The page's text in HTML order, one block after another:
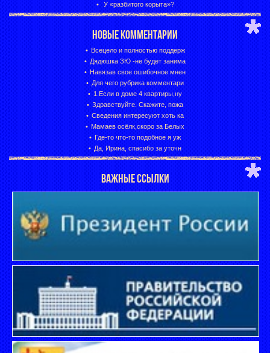
У «разбитого корыта»?
НОВЫЕ КОММЕНТАРИИ
Всецело и полностью поддерж
Дядюшка ЗЮ -не будет занима
Навязав свое ошибочное мнен
Для чего рубрика комментари
1.Если в доме 4 квартиры,ну
Здравствуйте. Скажите, пожа
Сведения интересуют хоть ка
Мамаев осёлк,скоро за Белых
Где-то что-то подобное я уж
Да, Ирина, спасибо за уточн
ВАЖНЫЕ ССЫЛКИ